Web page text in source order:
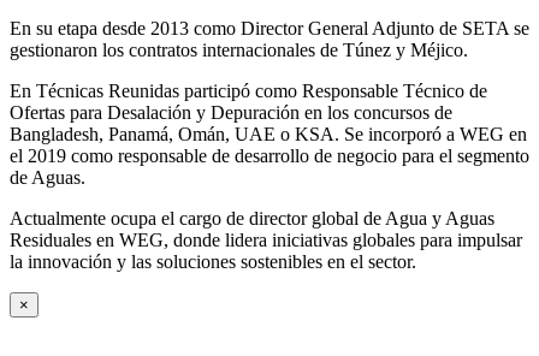
En su etapa desde 2013 como Director General Adjunto de SETA se
gestionaron los contratos internacionales de Túnez y Méjico.
En Técnicas Reunidas participó como Responsable Técnico de
Ofertas para Desalación y Depuración en los concursos de
Bangladesh, Panamá, Omán, UAE o KSA. Se incorporó a WEG en
el 2019 como responsable de desarrollo de negocio para el segmento
de Aguas.
Actualmente ocupa el cargo de director global de Agua y Aguas
Residuales en WEG, donde lidera iniciativas globales para impulsar
la innovación y las soluciones sostenibles en el sector.
×